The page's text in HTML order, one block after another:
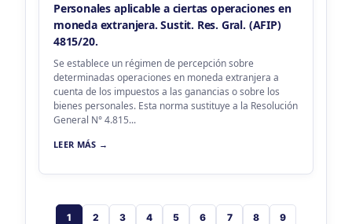
Personales aplicable a ciertas operaciones en
moneda extranjera. Sustit. Res. Gral. (AFIP)
4815/20.
Se establece un régimen de percepción sobre
determinadas operaciones en moneda extranjera a
cuenta de los impuestos a las ganancias o sobre los
bienes personales. Esta norma sustituye a la Resolución
General N° 4.815...
LEER MÁS →
1 2 3 4 5 6 7 8 9